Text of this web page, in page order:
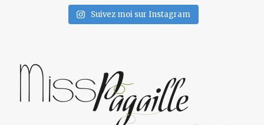
Suivez moi sur Instagram